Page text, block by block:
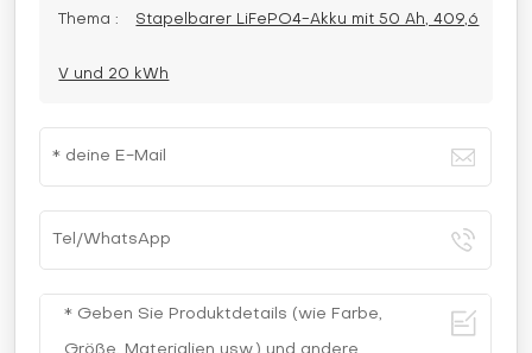
Thema : Stapelbarer LiFePO4-Akku mit 50 Ah, 409,6
V und 20 kWh